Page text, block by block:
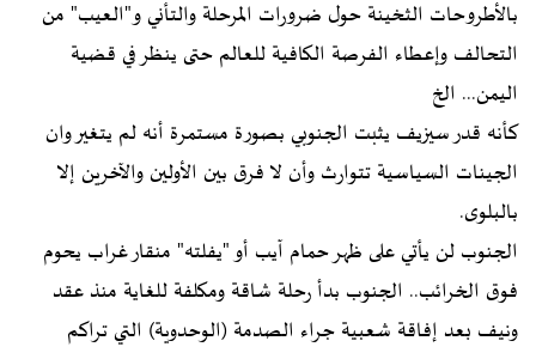
بالأطروحات الثخينة حول ضرورات المرحلة والتأني و"العيب" من
التحالف وإعطاء الفرصة الكافية للعالم حتى ينظر في قضية
اليمن... الخ
كأنه قدر سيزيف يثبت الجنوبي بصورة مستمرة أنه لم يتغير وان
الجينات السياسية تتوارث وأن لا فرق بين الأولين والآخرين إلا
بالبلوى.
الجنوب لن يأتي على ظهر حمام آيب أو "يفلته" منقار غراب يحوم
فوق الخرائب.. الجنوب بدأ رحلة شاقة ومكلفة للغاية منذ عقد
ونيف بعد إفاقة شعبية جراء الصدمة (الوحدوية) التي تراكم